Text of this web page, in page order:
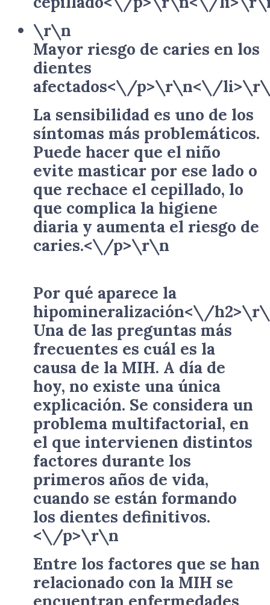
\r\n
Mayor riesgo de caries en los
dientes
afectados<\/p>\r\n<\/
La sensibilidad es uno de los
síntomas más problemáticos.
Puede hacer que el niño
evite masticar por ese lado o
que rechace el cepillado, lo
que complica la higiene
diaria y aumenta el riesgo de
caries.<\/p>\r\n
Por qué aparece la
hipomineralización<\/
Una de las preguntas más
frecuentes es cuál es la
causa de la MIH. A día de
hoy, no existe una única
explicación. Se considera un
problema multifactorial, en
el que intervienen distintos
factores durante los
primeros años de vida,
cuando se están formando
los dientes definitivos.
<\/p>\r\n
Entre los factores que se han
relacionado con la MIH se
encuentran enfermedades